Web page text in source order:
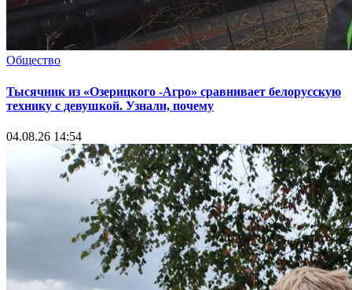
Общество
Тысячник из «Озерицкого -Агро» сравнивает белорусскую
технику с девушкой. Узнали, почему
04.08.26 14:54